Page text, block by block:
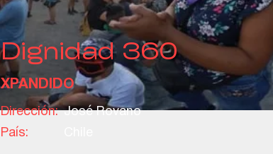
Dignidad 360
XPANDIDO
Dirección: José Rovano
País: